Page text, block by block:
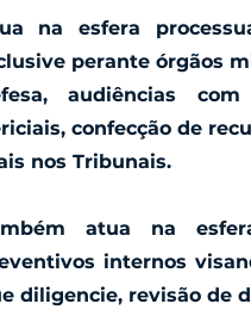
na esfera
perante órgãos
audiências
confecção de
nos Tribunais.
atua na
internos
diligencie, revisão de